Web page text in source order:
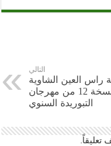
التالي
العين الشاوية
تنظم النسخة 12 من مهرجان
التبوريدة السنوي
تعليقاً.